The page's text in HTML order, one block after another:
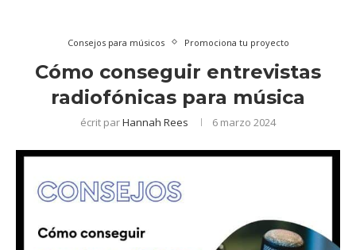
Consejos para músicos Promociona tu proyecto
Cómo conseguir entrevistas
radiofónicas para música
écrit parHannah Rees 6 marzo 2024